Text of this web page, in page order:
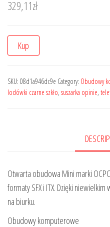
329,11zł
Kup
SKU: 08d1a946dc9e Category: Obudowy
lodówki czarne szkło, suszarka opinie,
Otwarta obudowa Mini marki
formaty SFX i ITX. Dzięki
na biurku.
Obudowy komputerowe